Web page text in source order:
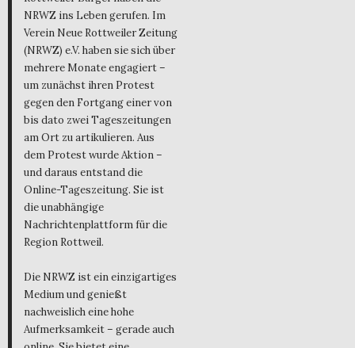
NRWZ ins Leben gerufen. Im
Verein Neue Rottweiler Zeitung
(NRWZ) e.V. haben sie sich über
mehrere Monate engagiert –
um zunächst ihren Protest
gegen den Fortgang einer von
bis dato zwei Tageszeitungen
am Ort zu artikulieren. Aus
dem Protest wurde Aktion –
und daraus entstand die
Online-Tageszeitung. Sie ist
die unabhängige
Nachrichtenplattform für die
Region Rottweil.
Die NRWZ ist ein einzigartiges
Medium und genießt
nachweislich eine hohe
Aufmerksamkeit – gerade auch